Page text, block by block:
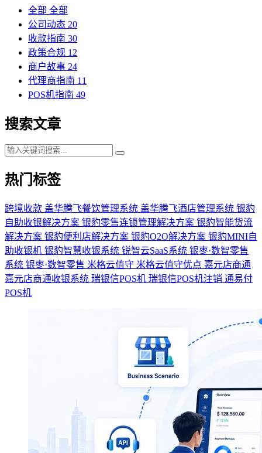
全部 全部
公司动态 20
收款指南 30
政策合规 12
商户故事 24
代理商指南 11
POS机指南 49
搜索文章
热门标签
跨境收款 盖华腾飞餐饮管理系统 盖华腾飞酒店管理系统 银豹
自助收银解决方案 银豹零售连锁管理解决方案 银豹智能货流
解决方案 银豹便利店解决方案 银豹O2O解决方案 银豹MINI自
助收银机 银豹智慧收银系统 锐智云SaaS系统 银枣·数智零售
系统 银枣·数智零售 米格云值守 米格云值守优点 嘉元店商通
嘉元店商通收银系统 瑞银信POS机 瑞银信POS机注销 通易付
POS机